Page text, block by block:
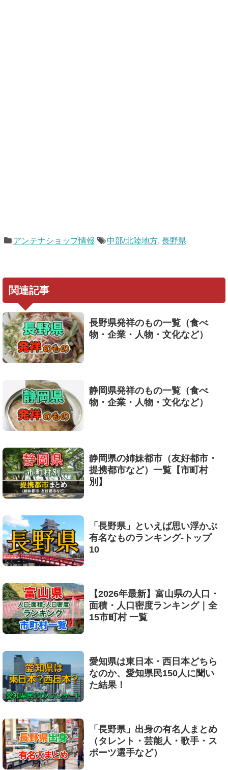
アンテナショップ情報 中部/北陸地方,長野県
関連記事
長野県発祥のもの一覧（食べ
物・企業・人物・文化など）
静岡県発祥のもの一覧（食べ
物・企業・人物・文化など）
静岡県の姉妹都市（友好都市・
提携都市など）一覧【市町村
別】
「長野県」といえば思い浮かぶ
有名なものランキング-トップ
10
【2026年最新】富山県の人口・
面積・人口密度ランキング｜全
15市町村 一覧
愛知県は東日本・西日本どちら
なのか、愛知県民150人に聞い
た結果！
「長野県」出身の有名人まとめ
（タレント・芸能人・歌手・ス
ポーツ選手など）